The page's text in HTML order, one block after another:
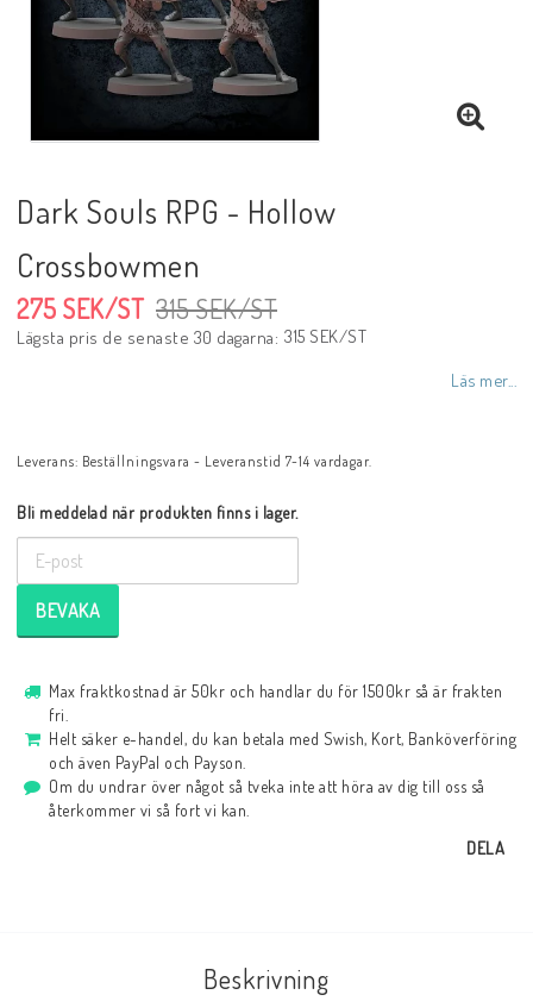
Dark Souls RPG - Hollow
Crossbowmen
315 SEK/ST
275 SEK/ST
Lägsta pris de senaste 30 dagarna 315 SEK/ST
Läs mer...
Leverans: Beställningsvara - Leveranstid 7-14 vardagar.
Bli meddelad när produkten finns i lager.
BEVAKA
Max fraktkostnad är 50kr och handlar du för 1500kr så är frakten
fri.
Helt säker e-handel, du kan betala med Swish, Kort, Banköverföring
och även PayPal och Payson.
Om du undrar över något så tveka inte att höra av dig till oss så
återkommer vi så fort vi kan.
DELA
Beskrivning